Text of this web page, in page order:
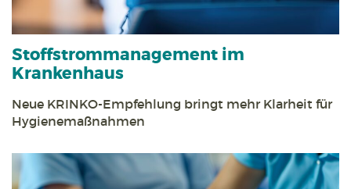
Stoff­strom­management im
Krankenhaus
Neue KRINKO-Empfehlung bringt mehr Klarheit für
Hygienemaßnahmen